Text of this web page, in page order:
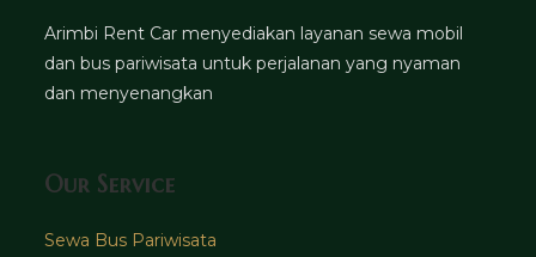
Arimbi Rent Car menyediakan layanan sewa mobil
dan bus pariwisata untuk perjalanan yang nyaman
dan menyenangkan
Our Service
Sewa Bus Pariwisata